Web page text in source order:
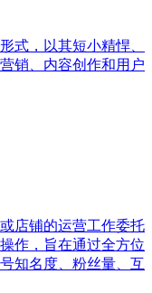
式，以其短小精悍、
销、内容创作和用户
店铺的运营工作委托
作，旨在通过全方位
知名度、粉丝量、互